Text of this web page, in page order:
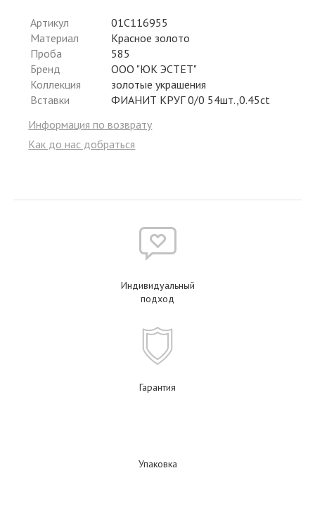
Артикул
01С116955
Материал
Красное золото
Проба
585
Бренд
ООО "ЮК ЭСТЕТ"
Коллекция
золотые украшения
Вставки
ФИАНИТ КРУГ 0/0 54шт.,0.45ct
Информация по возврату
Как до нас добраться
Индивидуальный
подход
Гарантия
Упаковка